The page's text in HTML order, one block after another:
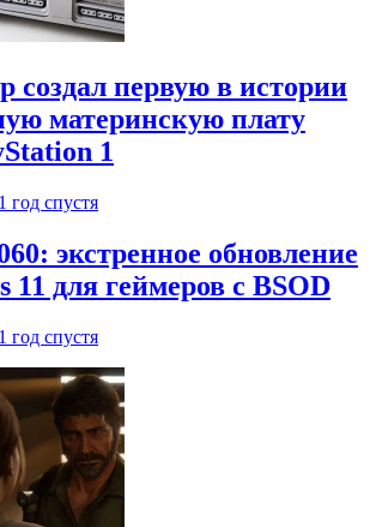
создал первую в истории
материнскую плату
1
1 год спустя
экстренное обновление
11 для геймеров с BSOD
1 год спустя